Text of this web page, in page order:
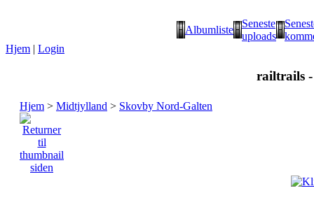
Albumliste
Seneste
uploads
Hjem | Login
railtrails
Hjem > Midtjylland > Skovby Nord-Galten